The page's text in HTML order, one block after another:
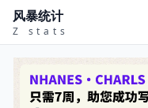
风暴统计
Z stats